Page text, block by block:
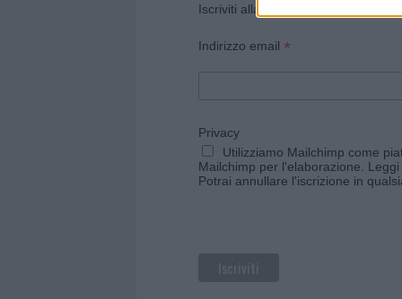
Iscriviti alla newsletter di Gallura
Indirizzo email *
Privacy
Utilizziamo Mailchimp come
Mailchimp per l'elaborazione.
Potrai annullare l'iscrizione in